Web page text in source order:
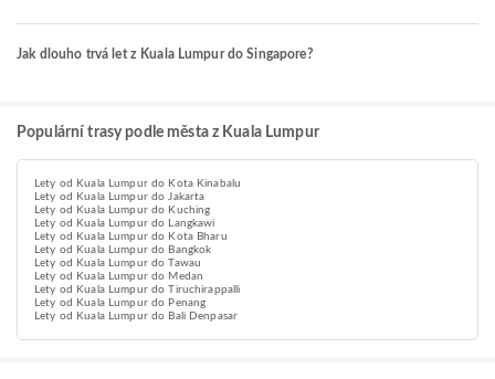
Jak dlouho trvá let z Kuala Lumpur do Singapore?
Populární trasy podle města z Kuala Lumpur
Lety od Kuala Lumpur do Kota Kinabalu
Lety od Kuala Lumpur do Jakarta
Lety od Kuala Lumpur do Kuching
Lety od Kuala Lumpur do Langkawi
Lety od Kuala Lumpur do Kota Bharu
Lety od Kuala Lumpur do Bangkok
Lety od Kuala Lumpur do Tawau
Lety od Kuala Lumpur do Medan
Lety od Kuala Lumpur do Tiruchirappalli
Lety od Kuala Lumpur do Penang
Lety od Kuala Lumpur do Bali Denpasar